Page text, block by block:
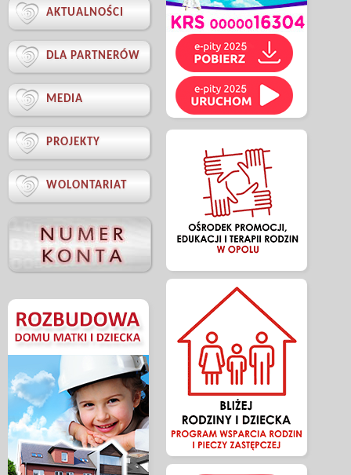
 AKTUALNOŚCI
 DLA PARTNERÓW
 MEDIA
 PROJEKTY
 WOLONTARIAT